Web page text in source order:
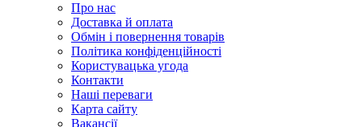
Про нас
Доставка й оплата
Обмін і повернення товарів
Політика конфіденційності
Користувацька угода
Контакти
Наші переваги
Карта сайту
Вакансії